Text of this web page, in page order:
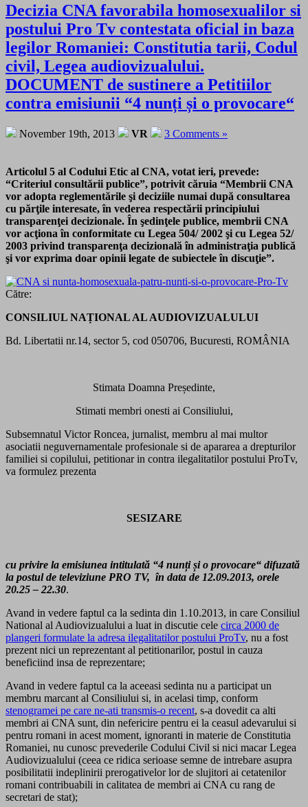
Decizia CNA favorabila homosexualilor si
postului Pro Tv contestata oficial in baza
legilor Romaniei: Constitutia tarii, Codul
civil, Legea audiovizualului.
DOCUMENT de sustinere a Petitiilor
contra emisiunii “4 nunți și o provocare“
November 19th, 2013 VR 3 Comments »
Articolul 5 al Codului Etic al CNA, votat ieri, prevede:
“Criteriul consultării publice”, potrivit căruia “Membrii CNA
vor adopta reglementările şi deciziile numai după consultarea
cu părţile interesate, în vederea respectării principiului
transparenţei decizionale. În şedinţele publice, membrii CNA
vor acţiona în conformitate cu Legea 504/ 2002 şi cu Legea 52/
2003 privind transparenţa decizională în administraţia publică
şi vor exprima doar opinii legate de subiectele în discuţie”.
Către:
CONSILIUL NAȚIONAL AL AUDIOVIZUALULUI
Bd. Libertatii nr.14, sector 5, cod 050706, Bucuresti, ROMÂNIA
Stimata Doamna Președinte,
Stimati membri onesti ai Consiliului,
Subsemnatul Victor Roncea, jurnalist, membru al mai multor
asociatii neguvernamentale profesionale si de apararea a drepturilor
familiei si copilului, petitionar in contra ilegalitatilor postului ProTv,
va formulez prezenta
SESIZARE
cu privire la emisiunea intitulată “4 nunți și o provocare“ difuzată
la postul de televiziune PRO TV, în data de 12.09.2013, orele
20.25 – 22.30.
Avand in vedere faptul ca la sedinta din 1.10.2013, in care Consiliul
National al Audiovizualului a luat in discutie cele circa 2000 de
plangeri formulate la adresa ilegalitatilor postului ProTv, nu a fost
prezent nici un reprezentant al petitionarilor, postul in cauza
beneficiind insa de reprezentare;
Avand in vedere faptul ca la aceeasi sedinta nu a participat un
membru marcant al Consiliului si, in acelasi timp, conform
stenogramei pe care ne-ati transmis-o recent, s-a dovedit ca alti
membri ai CNA sunt, din nefericire pentru ei la ceasul adevarului si
pentru romani in acest moment, ignoranti in materie de Constitutia
Romaniei, nu cunosc prevederile Codului Civil si nici macar Legea
Audiovizualului (ceea ce ridica serioase semne de intrebare asupra
posibilitatii indeplinirii prerogativelor lor de slujitori ai cetatenilor
romani contribuabili in calitatea de membri ai CNA cu rang de
secretari de stat);